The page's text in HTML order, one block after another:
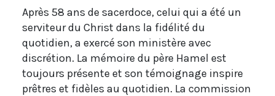
Après 58 ans de sacerdoce, celui qui a été un
serviteur du Christ dans la fidélité du
quotidien, a exercé son ministère avec
discrétion. La mémoire du père Hamel est
toujours présente et son témoignage inspire
prêtres et fidèles au quotidien. La commission